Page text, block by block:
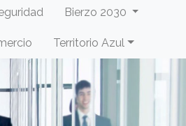
Bierzo 2030
Territorio Azul